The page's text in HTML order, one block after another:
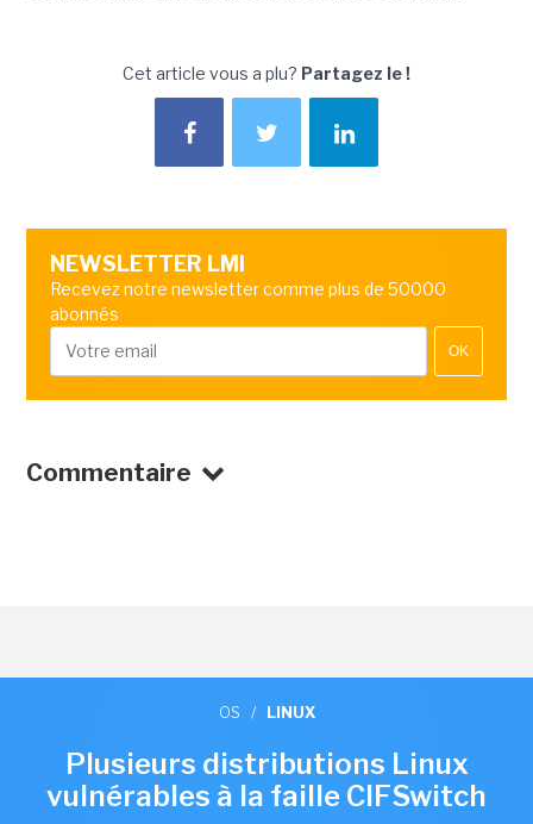
Cet article vous a plu? Partagez le !
NEWSLETTER LMI
Recevez notre newsletter comme plus de 50000
abonnés
OK
Commentaire
OS / LINUX
Plusieurs distributions Linux
vulnérables à la faille CIFSwitch